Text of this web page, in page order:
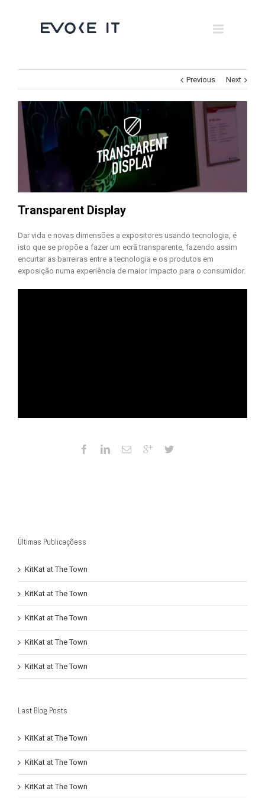
×
Museums
Corporate
All
Previous Next
Transparent Display
Dar vida e novas dimensões a expositores usando tecnologia, é
isto que se propõe a fazer um ecrã transparente, fazendo assim
encurtar as barreiras entre a tecnologia e os produtos em
exposição numa experiência de maior impacto para o consumidor.
Últimas Publicaçõess
KitKat at The Town
KitKat at The Town
KitKat at The Town
KitKat at The Town
KitKat at The Town
Last Blog Posts
KitKat at The Town
KitKat at The Town
KitKat at The Town